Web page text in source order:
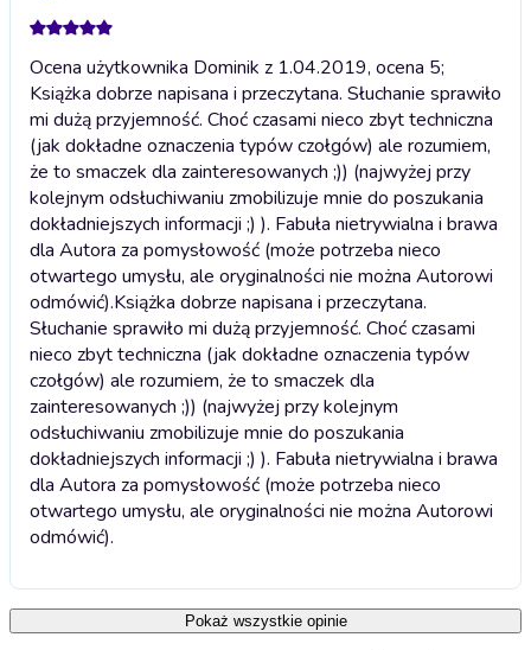
Ocena użytkownika Dominik z 1.04.2019, ocena 5;
Książka dobrze napisana i przeczytana. Słuchanie sprawiło
mi dużą przyjemność. Choć czasami nieco zbyt techniczna
(jak dokładne oznaczenia typów czołgów) ale rozumiem,
że to smaczek dla zainteresowanych ;)) (najwyżej przy
kolejnym odsłuchiwaniu zmobilizuje mnie do poszukania
dokładniejszych informacji ;) ). Fabuła nietrywialna i brawa
dla Autora za pomysłowość (może potrzeba nieco
otwartego umysłu, ale oryginalności nie można Autorowi
odmówić).Książka dobrze napisana i przeczytana.
Słuchanie sprawiło mi dużą przyjemność. Choć czasami
nieco zbyt techniczna (jak dokładne oznaczenia typów
czołgów) ale rozumiem, że to smaczek dla
zainteresowanych ;)) (najwyżej przy kolejnym
odsłuchiwaniu zmobilizuje mnie do poszukania
dokładniejszych informacji ;) ). Fabuła nietrywialna i brawa
dla Autora za pomysłowość (może potrzeba nieco
otwartego umysłu, ale oryginalności nie można Autorowi
odmówić).
Pokaż wszystkie opinie